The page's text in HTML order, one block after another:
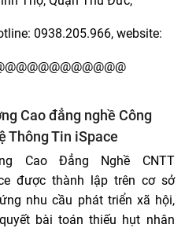
0938.205.966, website:
Cao đẳng nghề Công
Thông Tin iSpace
Cao Đẳng Nghề CNTT
được thành lập trên cơ sở
nhu cầu phát triển xã hội,
bài toán thiếu hụt nhân